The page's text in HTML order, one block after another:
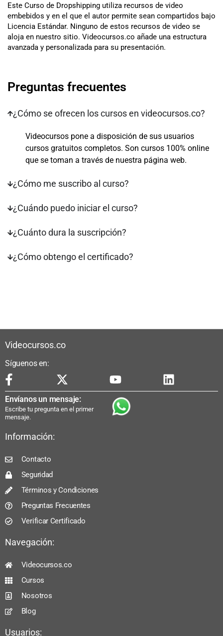
Este Curso de Dropshipping utiliza recursos de video
embebidos y en el que el autor permite sean compartidos bajo
Licencia Estándar. Ninguno de estos recursos de video se
aloja en nuestro sitio. Videocursos.co añade una estructura
avanzada y personalizada para su presentación.
Preguntas frecuentes
¿Cómo se ofrecen los cursos en videocursos.co?
Videocursos pone a disposición de sus usuarios
cursos gratuitos completos. Son cursos 100% online
que se toman a través de nuestra página web.
¿Cómo me suscribo al curso?
¿Cuándo puedo iniciar el curso?
¿Cuánto dura la suscripción?
¿Cómo obtengo el certificado?
Videocursos.co
Síguenos en:
Envíanos un mensaje:
Escribe tu pregunta en el primer
mensaje.
Información:
Contacto
Seguridad
Términos y Condiciones
Preguntas Frecuentes
Verificar Certificado
Navegación:
Videocursos.co
Cursos
Nosotros
Blog
Usuarios: